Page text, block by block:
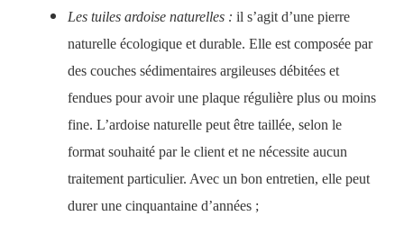
Les tuiles ardoise naturelles : il s’agit d’une pierre
naturelle écologique et durable. Elle est composée par
des couches sédimentaires argileuses débitées et
fendues pour avoir une plaque régulière plus ou moins
fine. L’ardoise naturelle peut être taillée, selon le
format souhaité par le client et ne nécessite aucun
traitement particulier. Avec un bon entretien, elle peut
durer une cinquantaine d’années ;